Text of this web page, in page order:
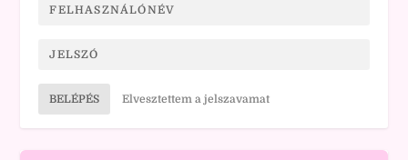
BELÉPÉS Elvesztettem a jelszavamat